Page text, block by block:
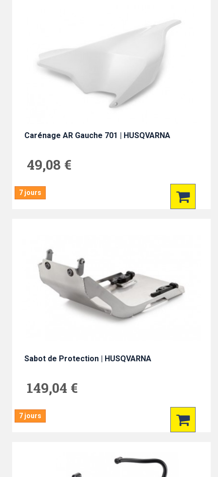
Carénage AR Gauche 701 | HUSQVARNA
49,08 €
7 jours
Sabot de Protection | HUSQVARNA
149,04 €
7 jours